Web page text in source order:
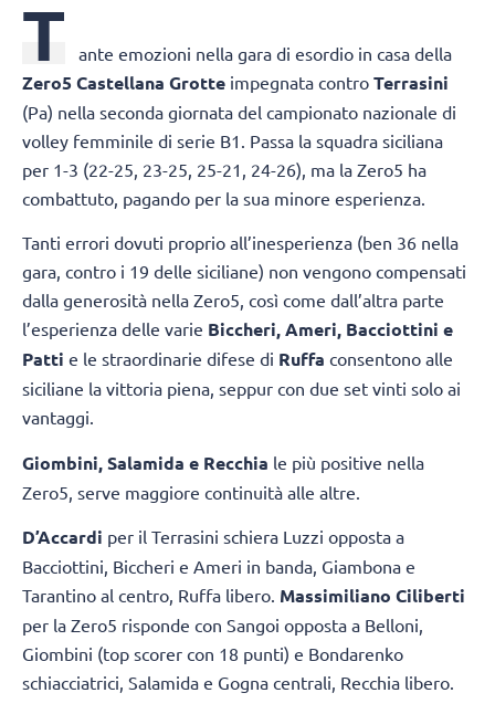
T ante emozioni nella gara di esordio in casa della
Zero5 Castellana Grotte impegnata contro Terrasini
(Pa) nella seconda giornata del campionato nazionale di
volley femminile di serie B1. Passa la squadra siciliana
per 1-3 (22-25, 23-25, 25-21, 24-26), ma la Zero5 ha
combattuto, pagando per la sua minore esperienza.
Tanti errori dovuti proprio all’inesperienza (ben 36 nella
gara, contro i 19 delle siciliane) non vengono compensati
dalla generosità nella Zero5, così come dall’altra parte
l’esperienza delle varie Biccheri, Ameri, Bacciottini e
Patti e le straordinarie difese di Ruffa consentono alle
siciliane la vittoria piena, seppur con due set vinti solo ai
vantaggi.
Giombini, Salamida e Recchia le più positive nella
Zero5, serve maggiore continuità alle altre.
D’Accardi per il Terrasini schiera Luzzi opposta a
Bacciottini, Biccheri e Ameri in banda, Giambona e
Tarantino al centro, Ruffa libero. Massimiliano Ciliberti
per la Zero5 risponde con Sangoi opposta a Belloni,
Giombini (top scorer con 18 punti) e Bondarenko
schiacciatrici, Salamida e Gogna centrali, Recchia libero.